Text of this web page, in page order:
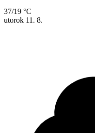
37/19 °C
utorok 11. 8.